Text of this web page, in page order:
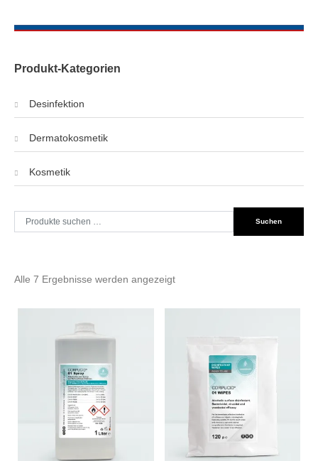
Alle 7 Ergebnisse werden angezeigt
Produkt-Kategorien
Desinfektion
Dermatokosmetik
Kosmetik
Suche
nach:
Suchen